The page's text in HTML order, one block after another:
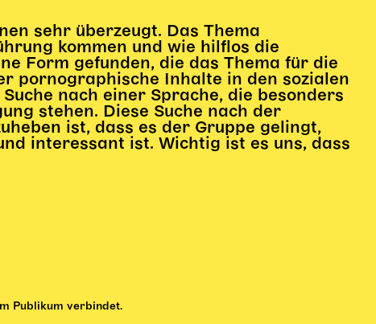
sehr überzeugt. Das Thema
kommen und wie hilflos die
Form gefunden, die das Thema für die
pornographische Inhalte in den sozialen
nach einer Sprache, die besonders
stehen. Diese Suche nach der
ist, dass es der Gruppe gelingt,
interessant ist. Wichtig ist es uns, dass
Publikum verbindet.